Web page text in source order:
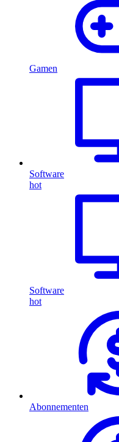
Gamen
Software
hot
Software
hot
Abonnementen